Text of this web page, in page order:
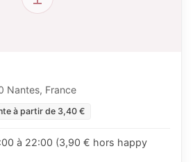
Nantes, France
à partir de 3,40 €
à 22:00 (3,90 € hors happy